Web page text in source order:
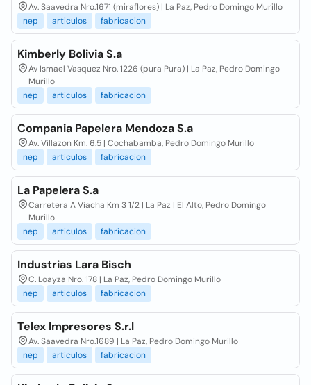
Av. Saavedra Nro.1671 (miraflores) | La Paz, Pedro Domingo Murillo
nep
articulos fabricacion
Kimberly Bolivia S.a
Av Ismael Vasquez Nro. 1226 (pura Pura) | La Paz, Pedro Domingo
Murillo
nep
articulos fabricacion
Compania Papelera Mendoza S.a
Av. Villazon Km. 6.5 | Cochabamba, Pedro Domingo Murillo
nep
articulos fabricacion
La Papelera S.a
Carretera A Viacha Km 3 1/2 | La Paz | El Alto, Pedro Domingo
Murillo
nep
articulos fabricacion
Industrias Lara Bisch
C. Loayza Nro. 178 | La Paz, Pedro Domingo Murillo
nep
articulos fabricacion
Telex Impresores S.r.l
Av. Saavedra Nro.1689 | La Paz, Pedro Domingo Murillo
nep
articulos fabricacion